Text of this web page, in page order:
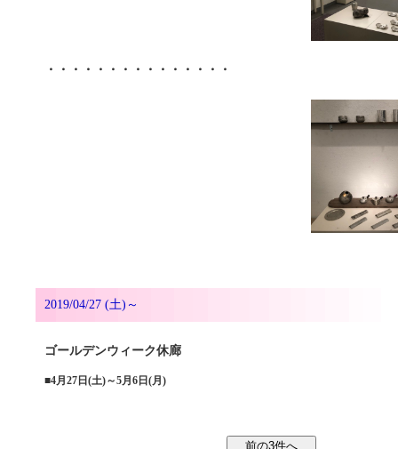
・・・・・・・・・・・・・・・
2019/04/27 (土)～
ゴールデンウィーク休廊
■4月27日(土)～5月6日(月)